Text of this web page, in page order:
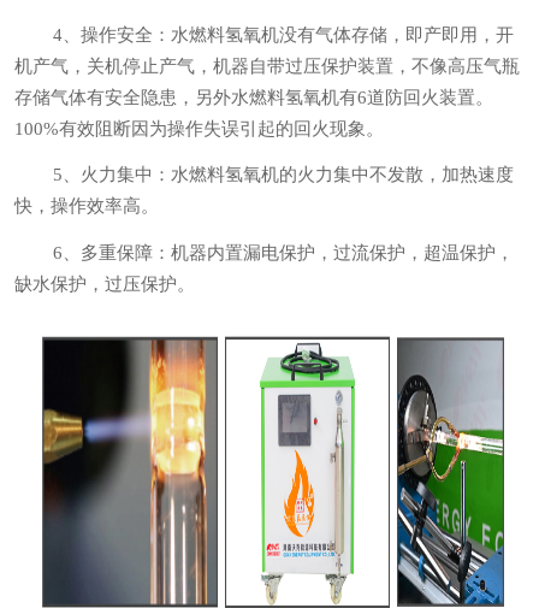
4、操作安全：水燃料氢氧机没有气体存储，即产即用，开
机产气，关机停止产气，机器自带过压保护装置，不像高压气瓶
存储气体有安全隐患，另外水燃料氢氧机有6道防回火装置。
100%有效阻断因为操作失误引起的回火现象。
5、 火力集中：水燃料氢氧机的火力集中不发散，加热速度
快，操作效率高。
6、多重保障：机器内置漏电保护，过流保护，超温保护，
缺水保护，过压保护。